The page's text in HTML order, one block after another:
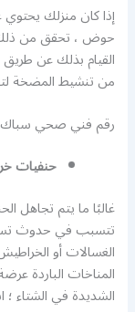
إذا كان منزلك
حوض ، تحقق من
القيام بذلك عن
من تنشيط المضخة
رقم فني صحي سباك
حنفيات
غالبًا ما يتم تجاهل
تتسبب في حدوث
الغسالات أو
المناخات الباردة
الشديدة في الشتاء